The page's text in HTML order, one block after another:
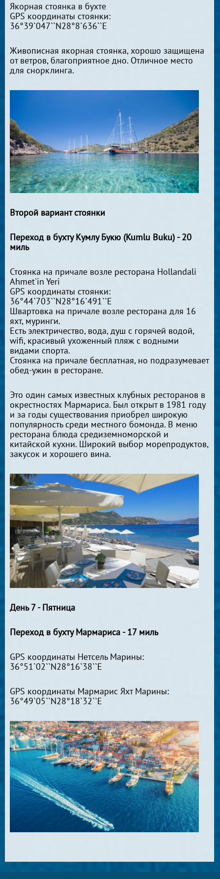
Якорная стоянка в бухте
GPS координаты стоянки:
36°39`047``N28°8`636``E
Живописная якорная стоянка, хорошо защищена
от ветров, благоприятное дно. Отличное место
для снорклинга.
Второй вариант стоянки
Переход в бухту Кумлу Букю (Kumlu Buku) - 20
миль
Стоянка на причале возле ресторана Hollandali
Ahmet'in Yeri
GPS координаты стоянки:
36°44`703``N28°16`491``E
Швартовка на причале возле ресторана для 16
яхт, муринги.
Есть электричество, вода, душ с горячей водой,
wifi, красивый ухоженный пляж с водными
видами спорта.
Стоянка на причале бесплатная, но подразумевает
обед-ужин в ресторане.
Это один самых известных клубных ресторанов в
окрестностях Мармариса. Был открыт в 1981 году
и за годы существования приобрел широкую
популярность среди местного бомонда. В меню
ресторана блюда средиземноморской и
китайской кухни. Широкий выбор морепродуктов,
закусок и хорошего вина.
День 7 - Пятница
Переход в бухту Мармариса - 17 миль
GPS координаты Нетсель Марины:
36°51`02``N28°16`38``E
GPS координаты Мармарис Яхт Марины:
36°49`05``N28°18`32``E